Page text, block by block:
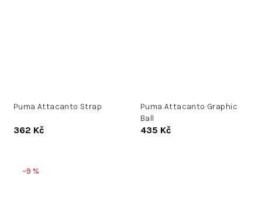
Puma Attacanto Strap
362 Kč
Puma Attacanto Graphic
Ball
435 Kč
–9 %